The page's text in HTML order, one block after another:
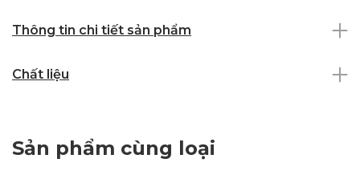
Thông tin chi tiết sản phẩm
Chất liệu
Sản phẩm cùng loại